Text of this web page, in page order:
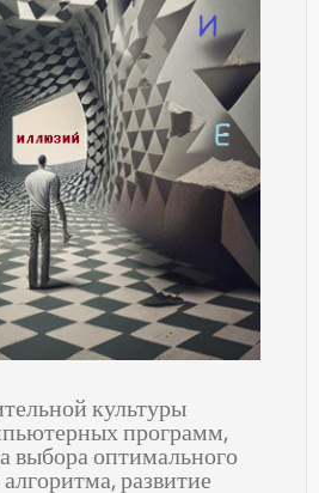
культуры
программ,
выбора оптимального
развитие